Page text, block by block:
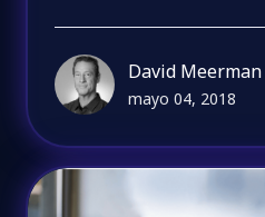
David Meerman
mayo 04, 2018